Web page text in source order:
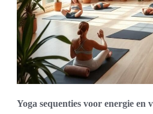
Yoga sequenties voor energie en